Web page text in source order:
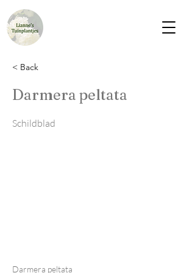
< Back
Darmera peltata
Schildblad
Darmera peltata